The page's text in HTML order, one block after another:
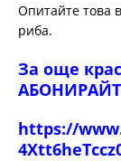
Опитайте това
риба.
За още
https://